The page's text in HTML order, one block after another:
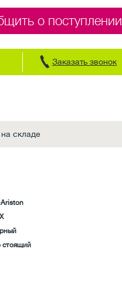
о поступлении
Заказать звонок
складе
стоящий